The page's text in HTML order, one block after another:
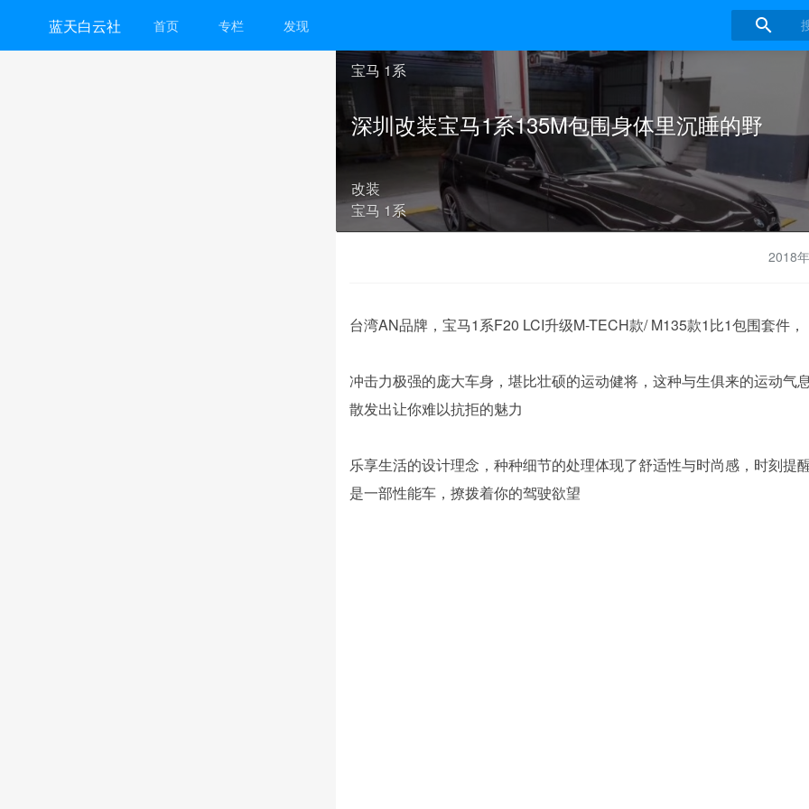
蓝天白云社 首页 专栏 发现 
宝马 1系
深圳改装宝马1系135M包围身体里沉睡的野
改装
宝马 1系
2018
台湾AN品牌，宝马1系F20 LCI升级M-TECH款/ M135款1比1包围套件，
冲击力极强的庞大车身，堪比壮硕的运动健将，这种与生俱来的运动气
散发出让你难以抗拒的魅力
乐享生活的设计理念，种种细节的处理体现了舒适性与时尚感，时刻提
是一部性能车，撩拨着你的驾驶欲望